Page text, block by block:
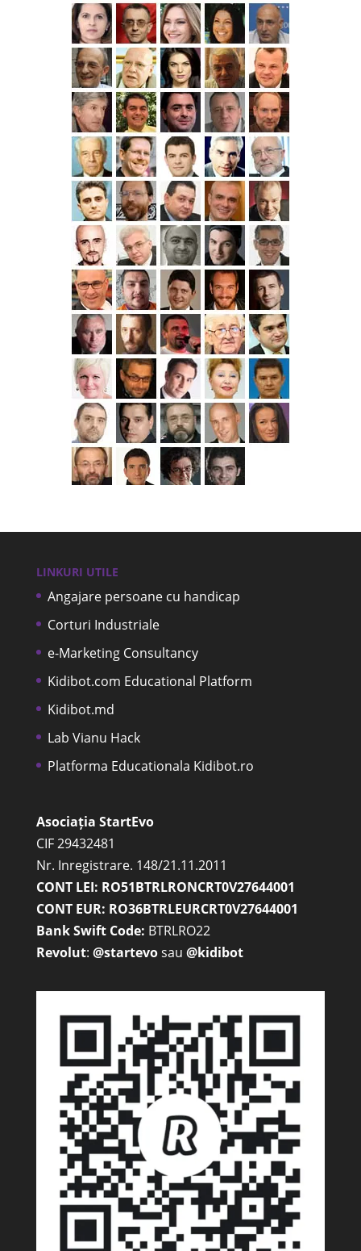
LINKURI UTILE
Angajare persoane cu handicap
Corturi Industriale
e-Marketing Consultancy
Kidibot.com Educational Platform
Kidibot.md
Lab Vianu Hack
Platforma Educationala Kidibot.ro
Asociația StartEvo
CIF 29432481
Nr. Inregistrare. 148/21.11.2011
CONT LEI: RO51BTRLRONCRT0V27644001
CONT EUR: RO36BTRLEURCRT0V27644001
Bank Swift Code: BTRLRO22
Revolut: @startevosau @kidibot